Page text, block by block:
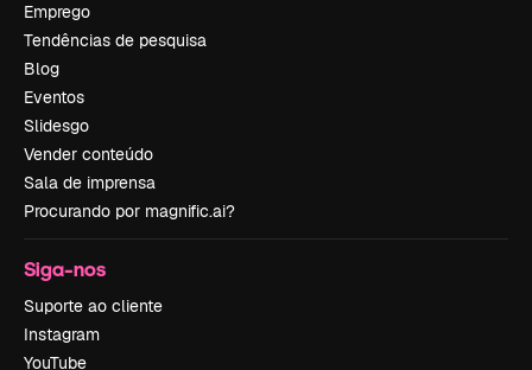
Emprego
Tendências de pesquisa
Blog
Eventos
Slidesgo
Vender conteúdo
Sala de imprensa
Procurando por magnific.ai?
Siga-nos
Suporte ao cliente
Instagram
YouTube